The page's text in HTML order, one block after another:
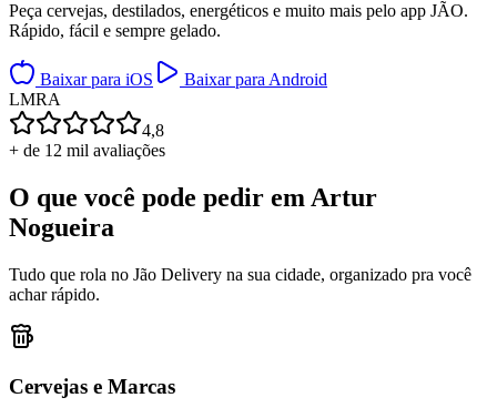
Peça cervejas, destilados, energéticos e muito mais pelo app JÃO.
Rápido, fácil e sempre gelado.
Baixar para iOS
Baixar para Android
LMRA
4,8
+ de 12 mil avaliações
O que você pode pedir emArtur
Nogueira
Tudo que rola no Jão Delivery na sua cidade, organizado pra você
achar rápido.
Cervejas e Marcas